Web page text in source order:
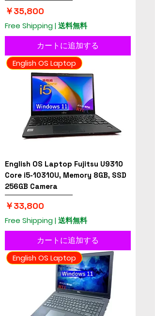
価格
￥35,800
Free Shipping | 送料無料
カートに追加する
English OS Laptop
English OS Laptop Fujitsu U9310
Core i5-10310U, Memory 8GB, SSD
256GB Camera
価格
￥33,800
Free Shipping | 送料無料
カートに追加する
English OS Laptop